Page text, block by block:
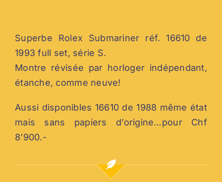
Superbe Rolex Submariner réf. 16610 de
1993 full set, série S.
Montre révisée par horloger indépendant,
étanche, comme neuve!
Aussi disponibles 16610 de 1988 même état
mais sans papiers d’origine…pour Chf
8’900.-